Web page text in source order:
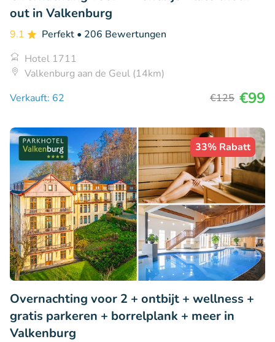
out in Valkenburg
9.1 Perfekt • 206 Bewertungen
Hotel 1711
Valkenburg aan de Geul (14km)
Verkauft: 62
€125 €99
33% Rabatt
Overnachting voor 2 + ontbijt + wellness +
gratis parkeren + borrelplank + meer in
Valkenburg